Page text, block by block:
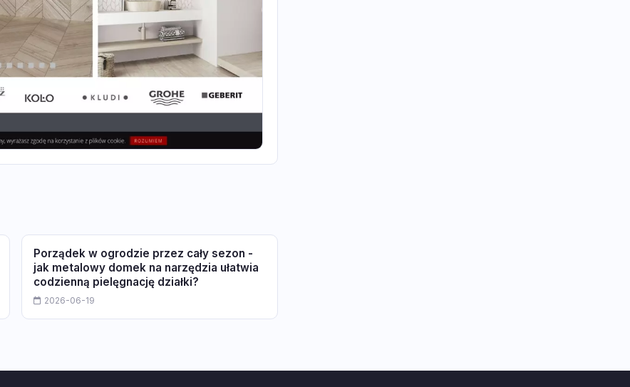
Porządek w ogrodzie przez cały sezon -
jak metalowy domek na narzędzia ułatwia
codzienną pielęgnację działki?
2026-06-19